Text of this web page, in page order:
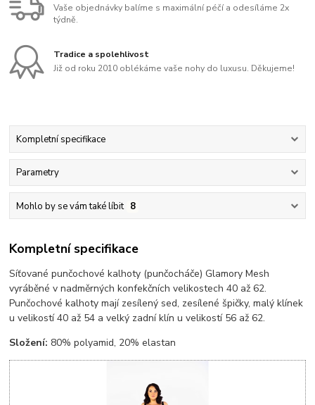
Vaše objednávky balíme s maximální péčí a odesíláme 2x
týdně.
Tradice a spolehlivost
Již od roku 2010 oblékáme vaše nohy do luxusu. Děkujeme!
Kompletní specifikace
Parametry
Mohlo by se vám také líbit 8
Kompletní specifikace
Síťované punčochové kalhoty (punčocháče) Glamory Mesh
vyráběné v nadměrných konfekčních velikostech 40 až 62.
Punčochové kalhoty mají zesílený sed, zesílené špičky, malý klínek
u velikostí 40 až 54 a velký zadní klín u velikostí 56 až 62.
Složení: 80% polyamid, 20% elastan